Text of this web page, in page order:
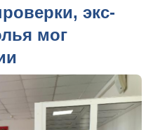
экс-
мог